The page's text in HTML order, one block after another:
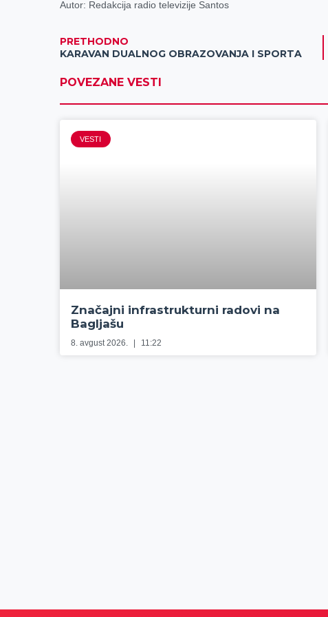
Autor: Redakcija radio televizije Santos
PRETHODNO
KARAVAN DUALNOG OBRAZOVANJA I SPORTA
POVEZANE VESTI
VESTI
Značajni infrastrukturni radovi na
Bagljašu
8. avgust 2026. 11:22